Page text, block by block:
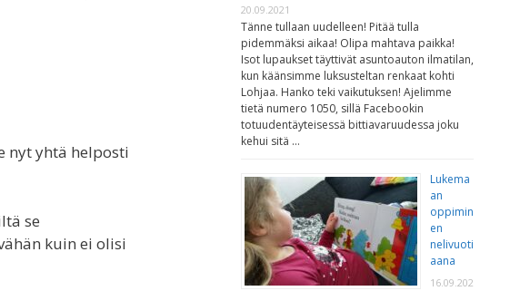
nyt yhtä helposti
se
kuin ei olisi
20.09.2021
Tänne tullaan uudelleen! Pitää tulla
pidemmäksi aikaa! Olipa mahtava paikka!
Isot lupaukset täyttivät asuntoauton ilmatilan,
kun käänsimme luksusteltan renkaat kohti
Lohjaa. Hanko teki vaikutuksen! Ajelimme
tietä numero 1050, sillä Facebookin
totuudentäyteisessä bittiavaruudessa joku
kehui sitä …
Lukema
an
oppimin
en
nelivuoti
aana
16.09.202